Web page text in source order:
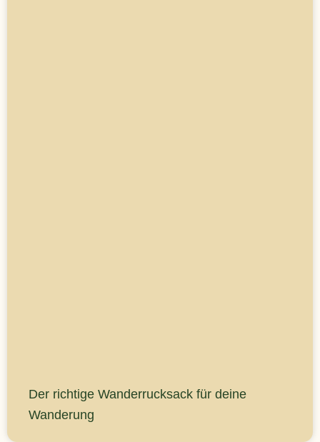
Der richtige Wanderrucksack für deine
Wanderung